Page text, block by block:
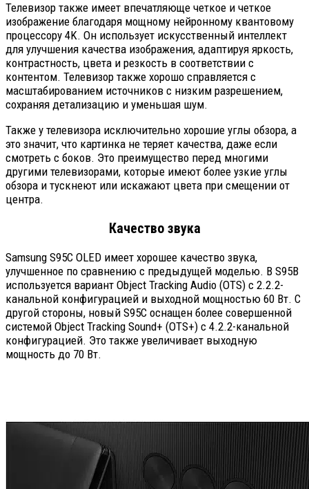
Телевизор также имеет впечатляюще четкое и четкое
изображение благодаря мощному нейронному квантовому
процессору 4K. Он использует искусственный интеллект
для улучшения качества изображения, адаптируя яркость,
контрастность, цвета и резкость в соответствии с
контентом. Телевизор также хорошо справляется с
масштабированием источников с низким разрешением,
сохраняя детализацию и уменьшая шум.
Также у телевизора исключительно хорошие углы обзора, а
это значит, что картинка не теряет качества, даже если
смотреть с боков. Это преимущество перед многими
другими телевизорами, которые имеют более узкие углы
обзора и тускнеют или искажают цвета при смещении от
центра.
Качество звука
Samsung S95C OLED имеет хорошее качество звука,
улучшенное по сравнению с предыдущей моделью. В S95B
используется вариант Object Tracking Audio (OTS) с 2.2.2-
канальной конфигурацией и выходной мощностью 60 Вт. С
другой стороны, новый S95C оснащен более совершенной
системой Object Tracking Sound+ (OTS+) с 4.2.2-канальной
конфигурацией. Это также увеличивает выходную
мощность до 70 Вт.